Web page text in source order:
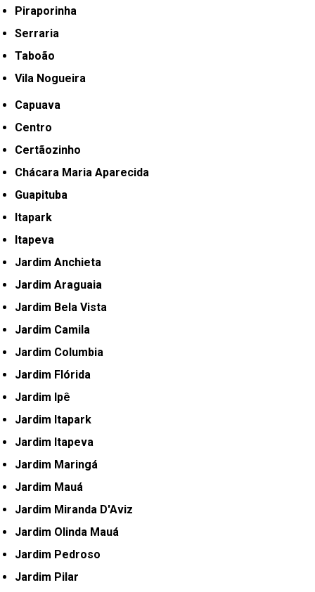
Piraporinha
Serraria
Taboão
Vila Nogueira
Capuava
Centro
Certãozinho
Chácara Maria Aparecida
Guapituba
Itapark
Itapeva
Jardim Anchieta
Jardim Araguaia
Jardim Bela Vista
Jardim Camila
Jardim Columbia
Jardim Flórida
Jardim Ipê
Jardim Itapark
Jardim Itapeva
Jardim Maringá
Jardim Mauá
Jardim Miranda D'Aviz
Jardim Olinda Mauá
Jardim Pedroso
Jardim Pilar